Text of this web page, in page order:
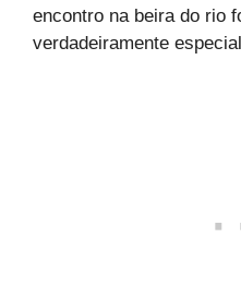
encontro na beira do rio
verdadeiramente